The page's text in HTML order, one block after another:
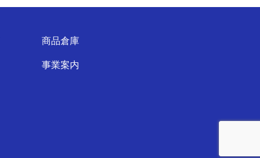
商品倉庫
事業案内